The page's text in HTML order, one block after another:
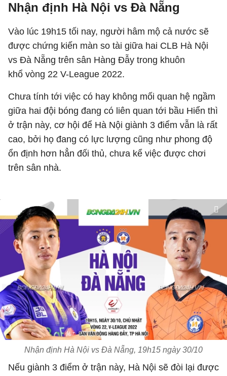
Nhận định Hà Nội vs Đà Nẵng
Vào lúc 19h15 tối nay, người hâm mộ cả nước sẽ
được chứng kiến màn so tài giữa hai CLB Hà Nội
vs Đà Nẵng trên sân Hàng Đẫy trong khuôn
khổ vòng 22 V-League 2022.
Chưa tính tới việc có hay không mối quan hệ ngầm
giữa hai đội bóng đang có liên quan tới bầu Hiển thì
ở trận này, cơ hội để Hà Nội giành 3 điểm vẫn là rất
cao, bởi họ đang có lực lượng cũng như phong độ
ổn định hơn hẳn đối thủ, chưa kể việc được chơi
trên sân nhà.
Nhận định Hà Nội vs Đà Nẵng, 19h15 ngày 30/10
Nếu giành 3 điểm ở trận này, Hà Nội sẽ đòi lại được